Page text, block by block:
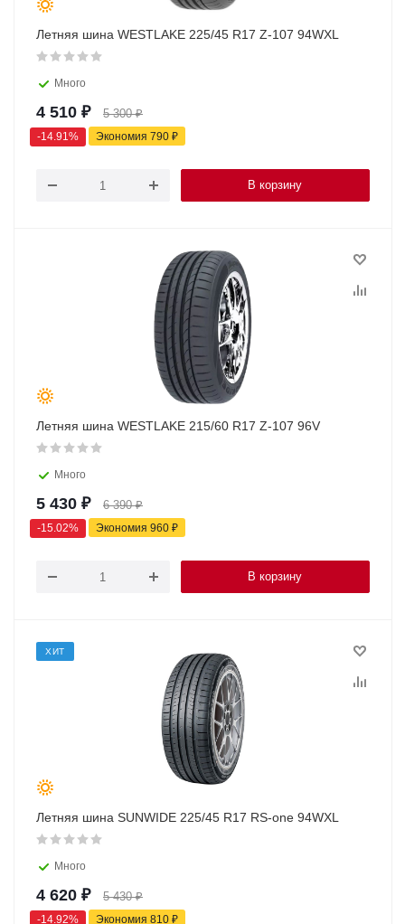
Летняя шина WESTLAKE 225/45 R17 Z-107 94WXL
Много
4 510 ₽ 5 300₽
-14.91% Экономия 790 ₽
В корзину
Летняя шина WESTLAKE 215/60 R17 Z-107 96V
Много
5 430 ₽ 6 390₽
-15.02% Экономия 960 ₽
В корзину
ХИТ
Летняя шина SUNWIDE 225/45 R17 RS-one 94WXL
Много
4 620 ₽ 5 430₽
-14.92% Экономия 810 ₽